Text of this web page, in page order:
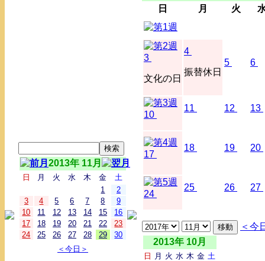
2013年 11月
日 月 火 水 木 金
土
1
2
3
4 5 6 7 8
9
10
11 12 13 14 15
16
17
18 19 20 21 22
23
24
25 26 27 28 29
30
＜今日＞
日
月 火
3
文化の日
4
振替休日
5 6
10
11 12 13
17
18 19 20
24
25 26 27
＜今
2013年 10月
日 月 火 水 木 金 土